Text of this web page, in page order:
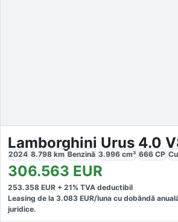
Lamborghini Urus 4.0
2024 8.798 km Benzină 3.996 cm³ 666 CP
306.563 EUR
253.358 EUR + 21% TVA deductibil
Leasing de la 3.083 EUR/luna cu dobăndă
juridice.